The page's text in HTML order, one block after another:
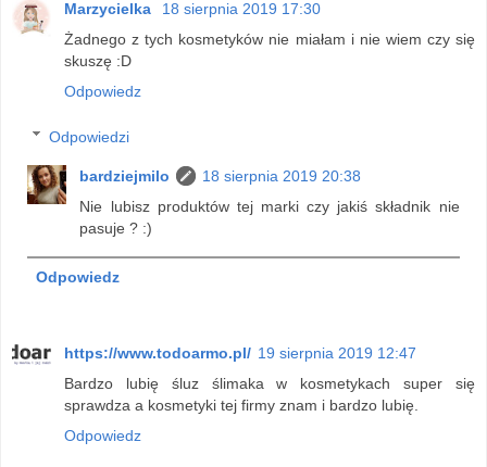
Marzycielka
18 sierpnia 2019 17:30
Żadnego z tych kosmetyków nie miałam i nie wiem czy się
skuszę :D
Odpowiedz
Odpowiedzi
bardziejmilo
18 sierpnia 2019 20:38
Nie lubisz produktów tej marki czy jakiś składnik nie
pasuje ? :)
Odpowiedz
https://www.todoarmo.pl/ 19 sierpnia 2019 12:47
Bardzo lubię śluz ślimaka w kosmetykach super się
sprawdza a kosmetyki tej firmy znam i bardzo lubię.
Odpowiedz